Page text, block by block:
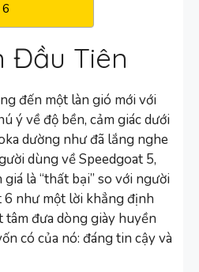
Đầu Tiên
đến một làn gió mới với
ý về độ bền, cảm giác dưới
dường như đã lắng nghe
dùng về Speedgoat 5,
là “thất bại” so với người
6 như một lời khẳng định
đưa dòng giày huyền
có của nó: đáng tin cậy và